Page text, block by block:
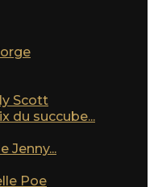
Scott
du succube...
Jenny...
Poe